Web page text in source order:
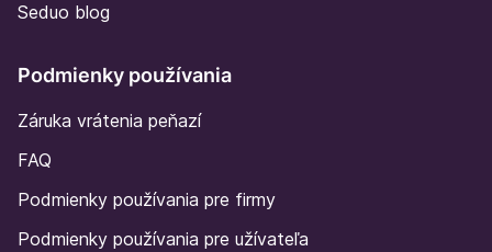
Seduo blog
Podmienky používania
Záruka vrátenia peňazí
FAQ
Podmienky používania pre firmy
Podmienky používania pre užívateľa